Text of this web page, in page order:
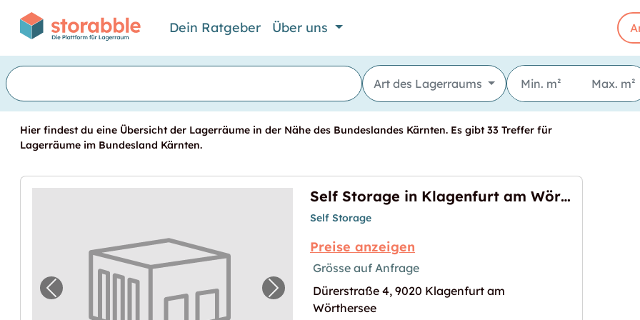
Dein Ratgeber Über uns
Art des Lagerraums
Hier findest du eine Übersicht der Lagerräume in der Nähe des Bundeslandes Kärnten. Es gibt 33 Treffer für
Lagerräume im Bundesland Kärnten.
Vorheriges Bild für "Self Storage in Klagenfurt am Wörthersee mieten"
Nächstes Bild für "Self Storage in Klagenfurt am
Self Storage in Klagenfurt am Wörthersee mieten
Self Storage
Preise anzeigen
Grösse auf Anfrage
Dürerstraße 4, 9020 Klagenfurt am
Wörthersee